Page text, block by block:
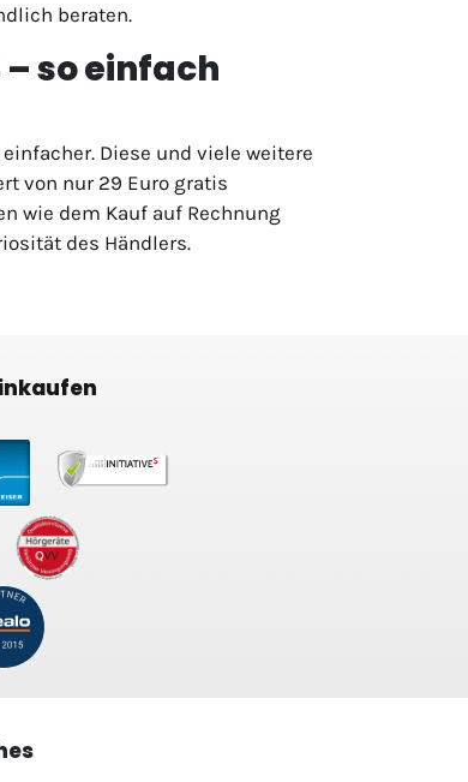
beraten.
so einfach
Diese und viele weitere
von nur 29 Euro gratis
wie dem Kauf auf Rechnung
des Händlers.